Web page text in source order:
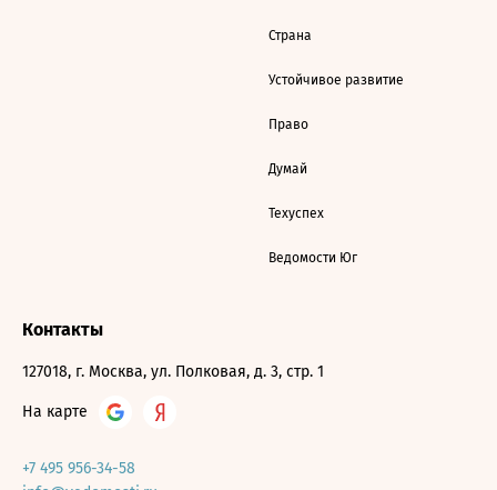
Страна
Устойчивое развитие
Право
Думай
Техуспех
Ведомости Юг
Контакты
127018, г. Москва, ул. Полковая, д. 3, стр. 1
На карте
+7 495 956-34-58